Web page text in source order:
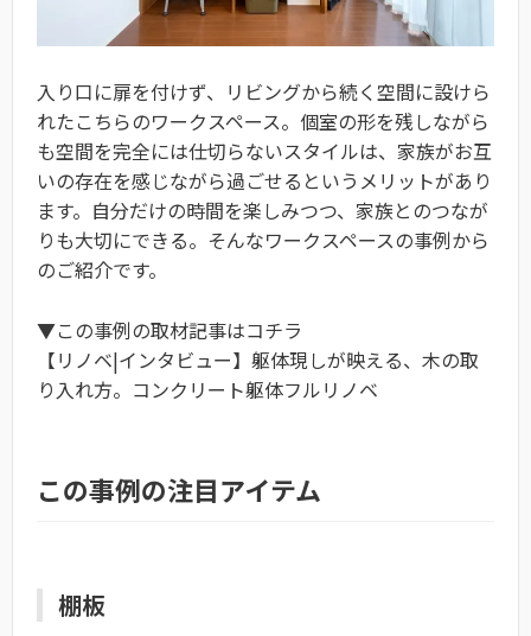
入り口に扉を付けず、リビングから続く空間に設けら
れたこちらのワークスペース。個室の形を残しながら
も空間を完全には仕切らないスタイルは、家族がお互
いの存在を感じながら過ごせるというメリットがあり
ます。自分だけの時間を楽しみつつ、家族とのつなが
りも大切にできる。そんなワークスペースの事例から
のご紹介です。
▼この事例の取材記事はコチラ
【リノベ|インタビュー】躯体現しが映える、木の取
り入れ方。コンクリート躯体フルリノベ
この事例の注目アイテム
棚板